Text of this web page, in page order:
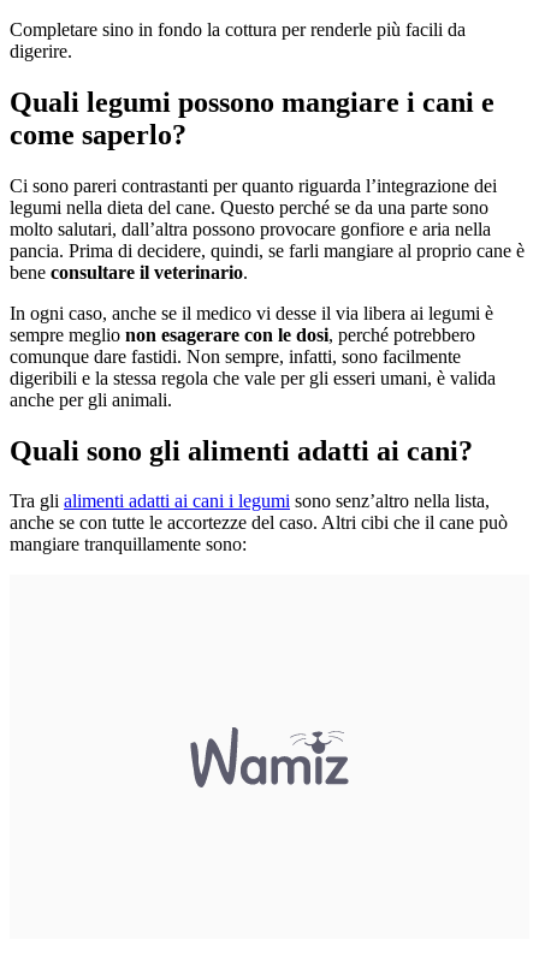
Completare sino in fondo la cottura per renderle più facili da
digerire.
Quali legumi possono mangiare i cani e
come saperlo?
Ci sono pareri contrastanti per quanto riguarda l’integrazione dei
legumi nella dieta del cane. Questo perché se da una parte sono
molto salutari, dall’altra possono provocare gonfiore e aria nella
pancia. Prima di decidere, quindi, se farli mangiare al proprio cane è
bene consultare il veterinario.
In ogni caso, anche se il medico vi desse il via libera ai legumi è
sempre meglio non esagerare con le dosi, perché potrebbero
comunque dare fastidi. Non sempre, infatti, sono facilmente
digeribili e la stessa regola che vale per gli esseri umani, è valida
anche per gli animali.
Quali sono gli alimenti adatti ai cani?
Tra gli alimenti adatti ai cani i legumi sono senz’altro nella lista,
anche se con tutte le accortezze del caso. Altri cibi che il cane può
mangiare tranquillamente sono: